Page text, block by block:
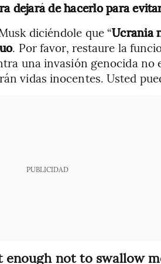
dejará de hacerlo para
diciéndole que “Ucrania
. Por favor, restaure la
una invasión genocida no
vidas inocentes. Usted
PUBLICIDAD
enough not to swallow